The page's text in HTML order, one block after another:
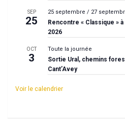
SEP
25
25 septembre / 27
Rencontre « Classique »
2026
OCT
3
Toute la journée
Sortie Ural, chemins
Cant’Avey
Voir le calendrier